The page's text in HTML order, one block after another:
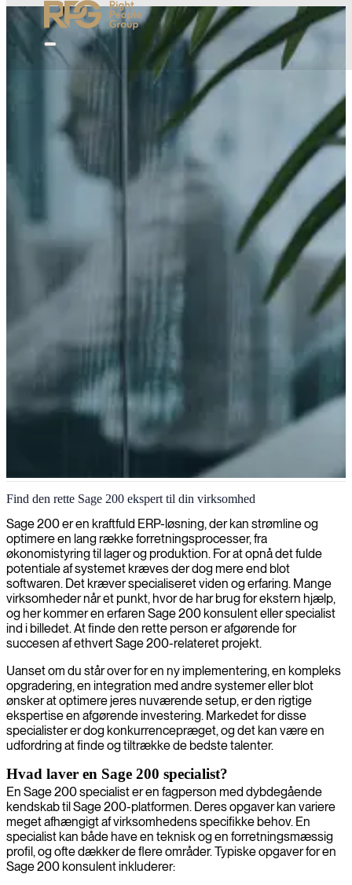
Sage 200 konsulentydelser
Vi leverer ekspertkonsulenter inden for Sage 200 for at optimere
dine forretningsprocesser og økonomistyring, så din virksomhed får
mest muligt ud af denne kraftfulde løsning til virksomhedsstyring.
Find den rette Sage 200 ekspert til din virksomhed
Sage 200 er en kraftfuld ERP-løsning, der kan strømline og
optimere en lang række forretningsprocesser, fra
økonomistyring til lager og produktion. For at opnå det fulde
potentiale af systemet kræves der dog mere end blot
softwaren. Det kræver specialiseret viden og erfaring. Mange
virksomheder når et punkt, hvor de har brug for ekstern hjælp,
og her kommer en erfaren Sage 200 konsulent eller specialist
ind i billedet. At finde den rette person er afgørende for
succesen af ethvert Sage 200-relateret projekt.
Uanset om du står over for en ny implementering, en kompleks
opgradering, en integration med andre systemer eller blot
ønsker at optimere jeres nuværende setup, er den rigtige
ekspertise en afgørende investering. Markedet for disse
specialister er dog konkurrencepræget, og det kan være en
udfordring at finde og tiltrække de bedste talenter.
Hvad laver en Sage 200 specialist?
En Sage 200 specialist er en fagperson med dybdegående
kendskab til Sage 200-platformen. Deres opgaver kan variere
meget afhængigt af virksomhedens specifikke behov. En
specialist kan både have en teknisk og en forretningsmæssig
profil, og ofte dækker de flere områder. Typiske opgaver for en
Sage 200 konsulent inkluderer: